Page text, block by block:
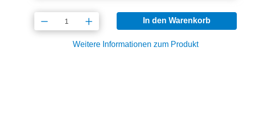
Produkt Anzahl: Gib den gewünschten
In den Warenkorb
Weitere Informationen zum Produkt